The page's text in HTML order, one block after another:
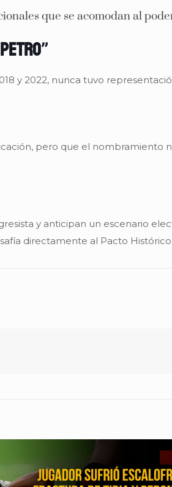
que se acomodan al
y 2022, nunca tuvo
pero que el nombramiento
y anticipan un escenario
directamente al Pacto Histórico